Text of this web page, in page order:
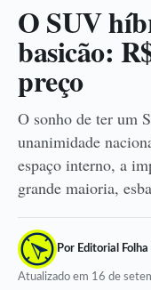
O SUV
basicão:
preço
O sonho de ter um
unanimidade
espaço interno, a
grande maioria,
Por Editorial
Atualizado em 16 de